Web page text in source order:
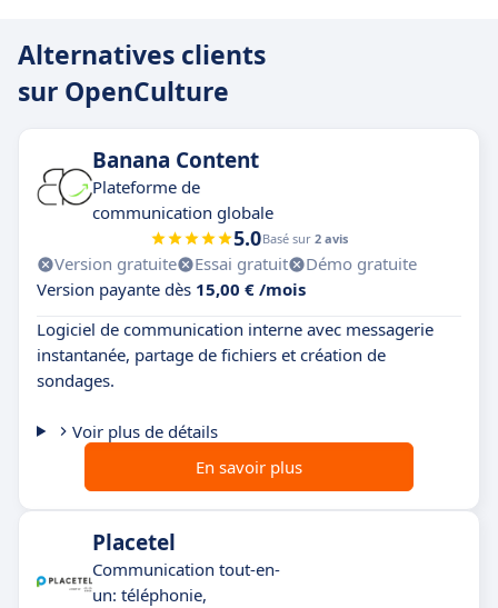
Alternatives clients
sur OpenCulture
Banana Content
Plateforme de
communication globale
5.0Basé sur 2 avis
Version gratuite Essai gratuit
Démo gratuite
Version payante dès 15,00 € /mois
Logiciel de communication interne avec messagerie
instantanée, partage de fichiers et création de
sondages.
Voir plus de détails
En savoir plus
Placetel
Communication tout-en-
un: téléphonie,